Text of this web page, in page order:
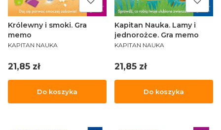
Królewny i smoki. Gra
memo
PRODUCENT
KAPITAN NAUKA
Cena
21,85 zł
Do koszyka
Kapitan Nauka. Lamy i
jednorożce. Gra memo
PRODUCENT
KAPITAN NAUKA
Cena
21,85 zł
Do koszyka